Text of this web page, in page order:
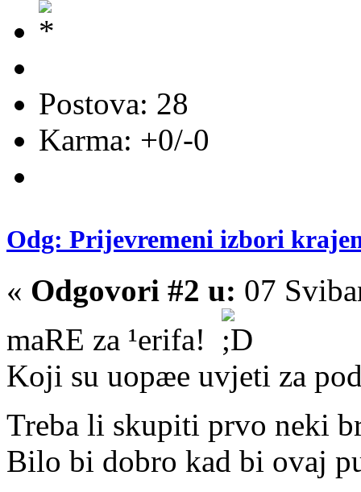
Postova: 28
Karma: +0/-0
Odg: Prijevremeni izbori
« Odgovori #2 u: 07
maRE za ¹erifa!
Koji su uopæe uvjeti za
Treba li skupiti prvo neki
Bilo bi dobro kad bi ovaj